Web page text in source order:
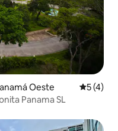
Oeste
5 (4)
Panama SL